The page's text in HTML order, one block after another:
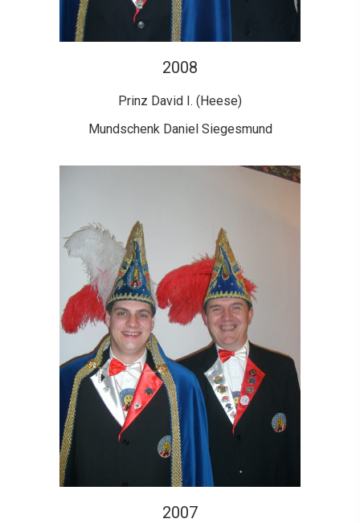
2008
Prinz David I. (Heese)
Mundschenk Daniel Siegesmund
2007